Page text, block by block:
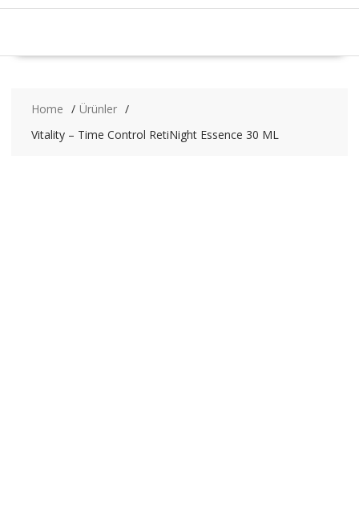
Home
Ürünler
Vitality – Time Control RetiNight Essence 30 ML